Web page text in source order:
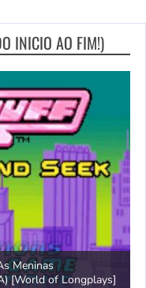
INICIO AO FIM!)
Meninas
[World of Longplays]